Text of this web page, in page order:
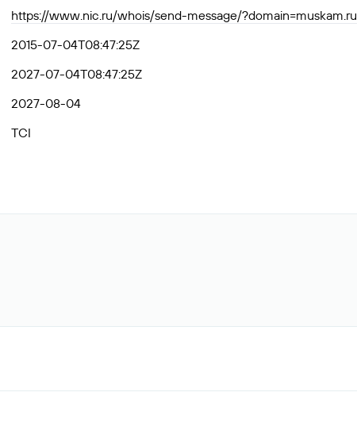
https://www.nic.ru/whois/send-message/?domain=muskam.ru
2015-07-04T08:47:25Z
2027-07-04T08:47:25Z
2027-08-04
TCI